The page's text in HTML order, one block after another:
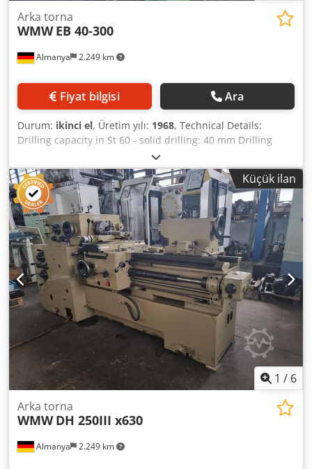
Almanya 2.249 km
Arka torna
WMW EB 40-300
Fiyat bilgisi Ara
Durum: ikinci el, Üretim yılı: 1968, Technical Details:
Drilling capacity in St 60 - solid drilling: 40 mm Drilling
capacity in cast iron: 55 mm Swing diameter over bed: Ø
22 - 2200 mm Clamping diameter approx.: Ø 100 internal /
Ø 200 external mm Total power requirement: 5.0 kW
Machine weight approx.: 1.2 t Machine dimensions approx.
LxWxH: 1.70 x 0.80 x 1.40 m Drill spindle This machine is
also usable as a milling head (as side support).
Designation: Horizontal unit drilling machine with EB 40
specification: drilling Additional technical features:
Headstock: - Speed range 22 - 2000 rpm - Feed range 0.025
- 0.5 U/mm - Three-jaw chuck Ø 190 mm with Ø 54 mm
bore, equipped with internal jaws - Headstock bore Ø 45
mm - Drill spindle taper MK 5 Operation via control panel
located on the side of the machine. Codpju Iwwzsfx Alierf
By removing the chuck, the spindle can be used as a
drilling unit. Max. slide adjustment 300 mm Accessories: -
Various external jaws for chuck on request.
Küçük ilan
1 / 6
Almanya 2.249 km
Arka torna
WMW DH 250III x630